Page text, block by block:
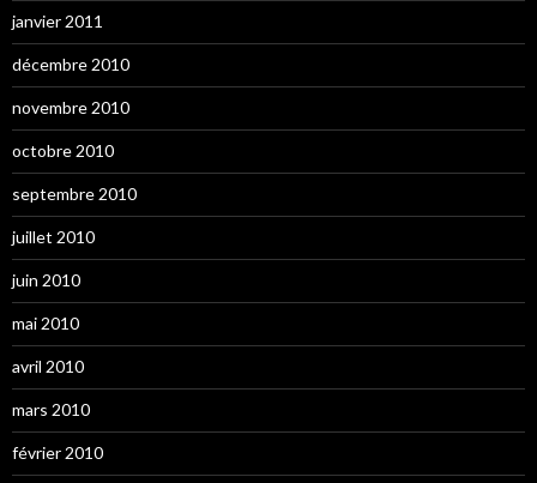
janvier 2011
décembre 2010
novembre 2010
octobre 2010
septembre 2010
juillet 2010
juin 2010
mai 2010
avril 2010
mars 2010
février 2010